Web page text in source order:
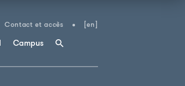
Contact et accès [en]
Campus